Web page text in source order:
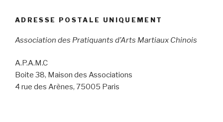
ADRESSE POSTALE UNIQUEMENT
Association des Pratiquants d’Arts Martiaux Chinois
A.P.A.M.C
Boite 38, Maison des Associations
4 rue des Arènes, 75005 Paris